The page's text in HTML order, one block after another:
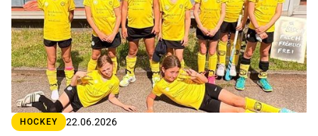
HOCKEY 22.06.2026